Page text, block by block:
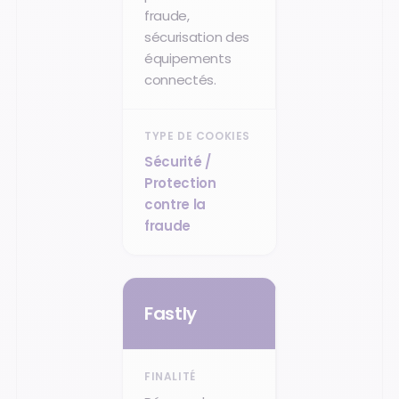
fraude,
sécurisation des
équipements
connectés.
Sécurité /
Protection
contre la
fraude
Fastly